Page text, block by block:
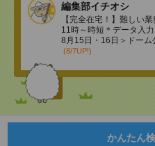
編集部イチオシ
【完全在宅！】難しい
11時～時短＊データ入
8月15日・16日＞ドー
(8/7UP!)
かんたん